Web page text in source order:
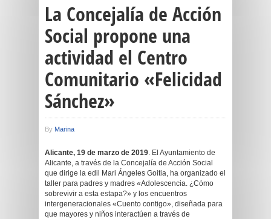
La Concejalía de Acción
Social propone una
actividad el Centro
Comunitario «Felicidad
Sánchez»
By Marina
Alicante, 19 de marzo de 2019. El Ayuntamiento de
Alicante, a través de la Concejalía de Acción Social
que dirige la edil Mari Ángeles Goitia, ha organizado el
taller para padres y madres «Adolescencia. ¿Cómo
sobrevivir a esta estapa?» y los encuentros
intergeneracionales «Cuento contigo», diseñada para
que mayores y niños interactúen a través de